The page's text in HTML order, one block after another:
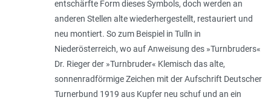
entschärfte Form dieses Symbols, doch werden an
anderen Stellen alte wiederhergestellt, restauriert und
neu montiert. So zum Beispiel in Tulln in
Niederösterreich, wo auf Anweisung des »Turnbruders«
Dr. Rieger der »Turnbruder« Klemisch das alte,
sonnenradförmige Zeichen mit der Aufschrift Deutscher
Turnerbund 1919 aus Kupfer neu schuf und an ein